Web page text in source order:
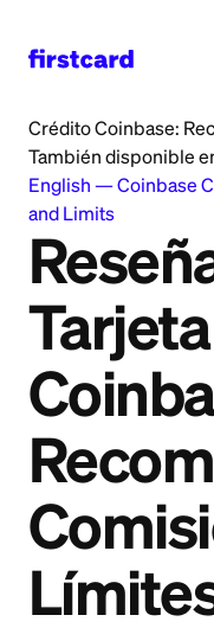
Crédito Coinbase:
También disponible
English —Coinbase
and Limits